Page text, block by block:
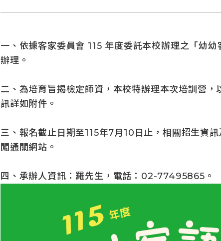
一、依據客家委員會 115 年度委託本校辦理之「幼
辦理。
二、為培育旨揭檢定師資，本校特辦理本次培訓營，
訊詳如附件。
三、報名截止日期至115年7月10日止，相關招生資
闖通關網站。
四、承辦人資訊：羅先生，電話：02-77495865。